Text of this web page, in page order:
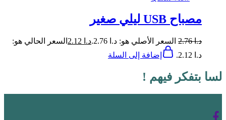
مصباح USB ليلي صغير
د.ا2.76 السعر الأصلي هو: د.ا 2.76. د.ا
السعر الحالي هو:
د.ا 2.12.
إضافة إلى السلة
لسا بتفكر فيهم !